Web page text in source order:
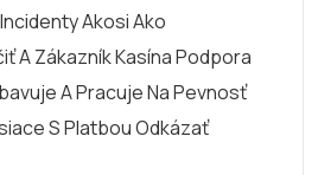
Akosi Ako
A Zákazník Kasína Podpora
A Pracuje Na Pevnosť
S Platbou Odkázať